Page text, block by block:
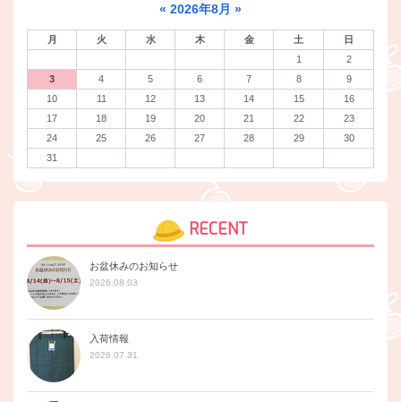
« 2026年8月 »
月 火 水 木 金 土
日
1
2
3
4 5 6 7 8
9
10
11 12 13 14 15
16
17
18 19 20 21 22
23
24
25 26 27 28 29
30
31
RECENT
お盆休みのお知らせ
2026.08.03
入荷情報
2026.07.31